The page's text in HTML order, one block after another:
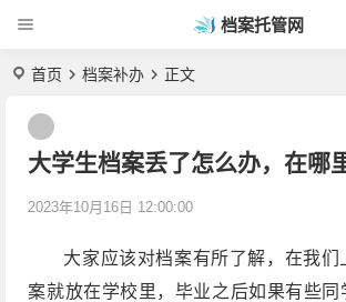
档案托管网
首页 档案补办 正文
大学生档案丢了怎么办，在哪
2023年10月16日 12:00:00
大家应该对档案有所了解，在我们
案就放在学校里，毕业之后如果有些同